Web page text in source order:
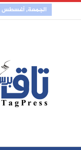
الجمعة, أغسطس 7, 2026